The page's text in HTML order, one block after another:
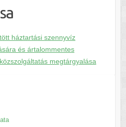
háztartási szennyvíz
és ártalommentes
megtárgyalása